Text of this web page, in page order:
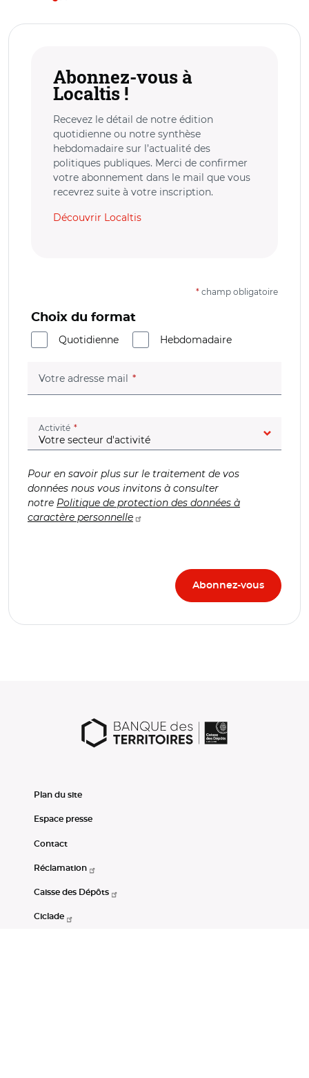
Abonnez-vous à
Localtis !
Recevez le détail de notre édition
quotidienne ou notre synthèse
hebdomadaire sur l’actualité des
politiques publiques. Merci de confirmer
votre abonnement dans le mail que vous
recevrez suite à votre inscription.
Découvrir Localtis
* champ obligatoire
Choix du format
Quotidienne
Hebdomadaire
Votre adresse mail (champ obligatoire)
Activité (champ obligatoire)
Pour en savoir plus sur le traitement de vos
données nous vous invitons à consulter
notre Politique de protection des données à
caractère personnelle
Plan du site
Espace presse
Contact
Réclamation
Caisse des Dépôts
Ciclade